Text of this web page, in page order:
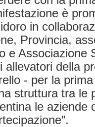
è
in
Provincia,
e Associazione
allevatori della
- per la
struttura tra le
le aziende